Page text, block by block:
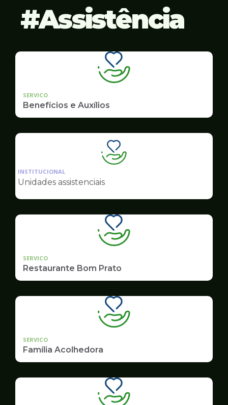
Assistência
SERVICO
Benefícios e Auxílios
Ilustração
da
Assistência
INSTITUCIONAL
Unidades assistenciais
SERVICO
Restaurante Bom Prato
SERVICO
Família Acolhedora